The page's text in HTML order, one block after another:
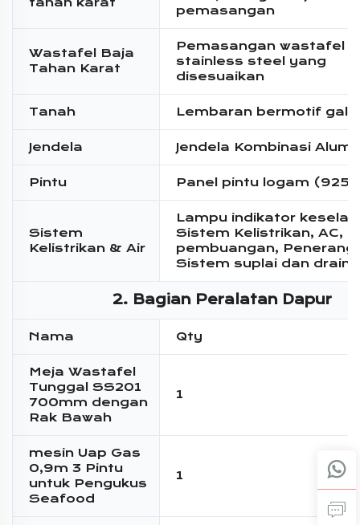
pemasangan
Wastafel Baja
Tahan Karat
Pemasangan wastafel
stainless steel yang
disesuaikan
Tanah Lembaran bermotif
Jendela Jendela Kombinasi
Pintu Panel pintu logam
Sistem
Kelistrikan & Air
Lampu indikator
Sistem Kelistrikan, AC,
pembuangan,
Sistem suplai dan
2. Bagian Peralatan Dapur
Nama Qty
Meja Wastafel
Tunggal SS201
700mm dengan
Rak Bawah
1
mesin Uap Gas
0,9m 3 Pintu
untuk Pengukus
Seafood
1